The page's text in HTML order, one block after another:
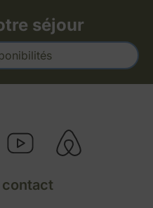
séjour